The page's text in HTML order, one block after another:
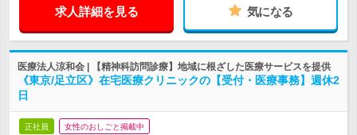
求人詳細を見る 気になる
医療法人涼和会 | 【精神科訪問診療】地域に根ざした医療サービスを提供
《東京/足立区》在宅医療クリニックの【受付・医療事務】週休2
日
正社員 女性のおしごと掲載中